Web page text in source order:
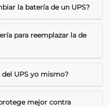
la batería de un UPS?
para reemplazar la de
UPS yo mismo?
mejor contra